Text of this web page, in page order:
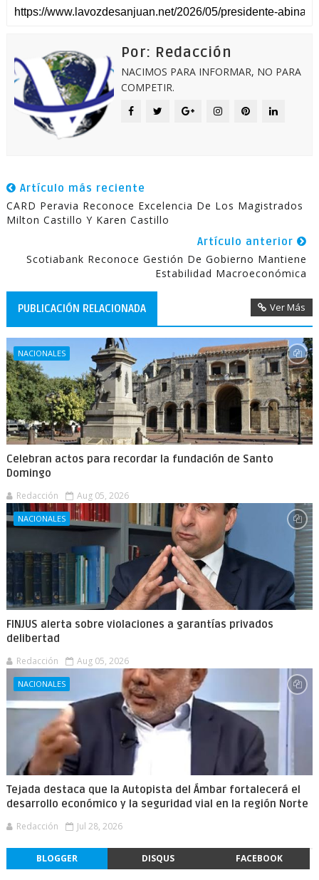
Por: Redacción
NACIMOS PARA INFORMAR, NO PARA
COMPETIR.
Artículo más reciente
CARD Peravia Reconoce Excelencia De Los Magistrados
Milton Castillo Y Karen Castillo
Artículo anterior
Scotiabank Reconoce Gestión De Gobierno Mantiene
Estabilidad Macroeconómica
PUBLICACIÓN RELACIONADA Ver Más
NACIONALES
Celebran actos para recordar la fundación de Santo
Domingo
Redacción Aug 05, 2026
NACIONALES
FINJUS alerta sobre violaciones a garantías privados
delibertad
Redacción Aug 05, 2026
NACIONALES
Tejada destaca que la Autopista del Ámbar fortalecerá el
desarrollo económico y la seguridad vial en la región Norte
Redacción Jul 28, 2026
BLOGGER DISQUS FACEBOOK